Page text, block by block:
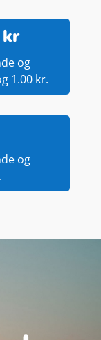
kr
og
1.00 kr.
og